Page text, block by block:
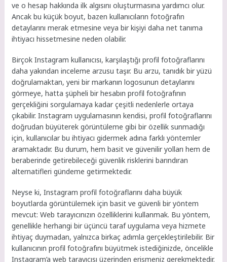
ve o hesap hakkında ilk algısını oluşturmasına yardımcı olur.
Ancak bu küçük boyut, bazen kullanıcıların fotoğrafın
detaylarını merak etmesine veya bir kişiyi daha net tanıma
ihtiyacı hissetmesine neden olabilir.
Birçok Instagram kullanıcısı, karşılaştığı profil fotoğraflarını
daha yakından inceleme arzusu taşır. Bu arzu, tanıdık bir yüzü
doğrulamaktan, yeni bir markanın logosunun detaylarını
görmeye, hatta şüpheli bir hesabın profil fotoğrafının
gerçekliğini sorgulamaya kadar çeşitli nedenlerle ortaya
çıkabilir. Instagram uygulamasının kendisi, profil fotoğraflarını
doğrudan büyüterek görüntüleme gibi bir özellik sunmadığı
için, kullanıcılar bu ihtiyacı gidermek adına farklı yöntemler
aramaktadır. Bu durum, hem basit ve güvenilir yolları hem de
beraberinde getirebileceği güvenlik risklerini barındıran
alternatifleri gündeme getirmektedir.
Neyse ki, Instagram profil fotoğraflarını daha büyük
boyutlarda görüntülemek için basit ve güvenli bir yöntem
mevcut: Web tarayıcınızın özelliklerini kullanmak. Bu yöntem,
genellikle herhangi bir üçüncü taraf uygulama veya hizmete
ihtiyaç duymadan, yalnızca birkaç adımla gerçekleştirilebilir. Bir
kullanıcının profil fotoğrafını büyütmek istediğinizde, öncelikle
Instagram’a web tarayıcısı üzerinden erişmeniz gerekmektedir.